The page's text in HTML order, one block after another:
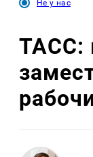
Не у нас
ТАСС: